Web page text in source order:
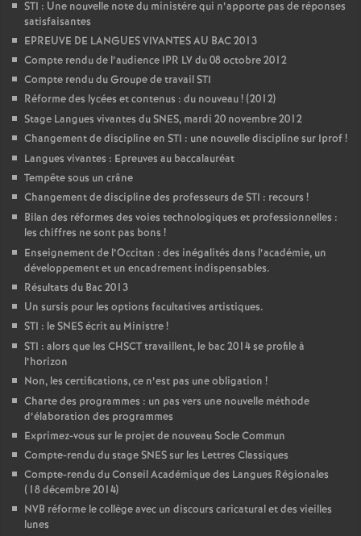
STI : Une nouvelle note du ministére qui n’apporte pas de réponses
satisfaisantes
EPREUVE DE LANGUES VIVANTES AU BAC 2013
Compte rendu de l’audience IPR LV du 08 octobre 2012
Compte rendu du Groupe de travail STI
Réforme des lycées et contenus : du nouveau! (2012)
Stage Langues vivantes du SNES, mardi 20 novembre 2012
Changement de discipline en STI : une nouvelle discipline sur Iprof!
Langues vivantes : Epreuves au baccalauréat
Tempête sous un crâne
Changement de discipline des professeurs de STI : recours !
Bilan des réformes des voies technologiques et professionnelles :
les chiffres ne sont pas bons !
Enseignement de l’Occitan : des inégalités dans l’académie, un
développement et un encadrement indispensables.
Résultats du Bac 2013
Un sursis pour les options facultatives artistiques.
STI : le SNES écrit au Ministre!
STI : alors que les CHSCT travaillent, le bac 2014 se profile à
l’horizon
Non, les certifications, ce n’est pas une obligation !
Charte des programmes : un pas vers une nouvelle méthode
d’élaboration des programmes
Exprimez-vous sur le projet de nouveau Socle Commun
Compte-rendu du stage SNES sur les Lettres Classiques
Compte-rendu du Conseil Académique des Langues Régionales
(18 décembre 2014)
NVB réforme le collège avec un discours caricatural et des vieilles
lunes